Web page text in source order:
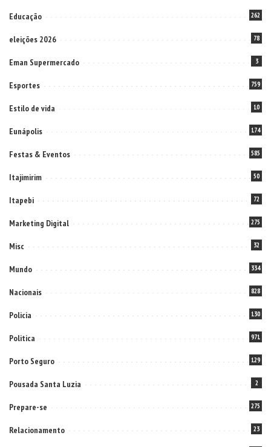
Educação 262
eleições 2026 78
Eman Supermercado 3
Esportes 759
Estilo de vida 10
Eunápolis 174
Festas & Eventos 585
Itajimirim 50
Itapebi 72
Marketing Digital 275
Misc 32
Mundo 334
Nacionais 828
Policia 130
Politica 971
Porto Seguro 129
Pousada Santa Luzia 2
Prepare-se 275
Relacionamento 23